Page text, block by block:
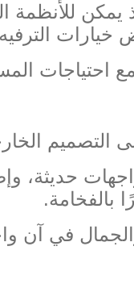
للأنظمة
احتياجات
التصميم
حديثة،
بالفخامة.
في آن